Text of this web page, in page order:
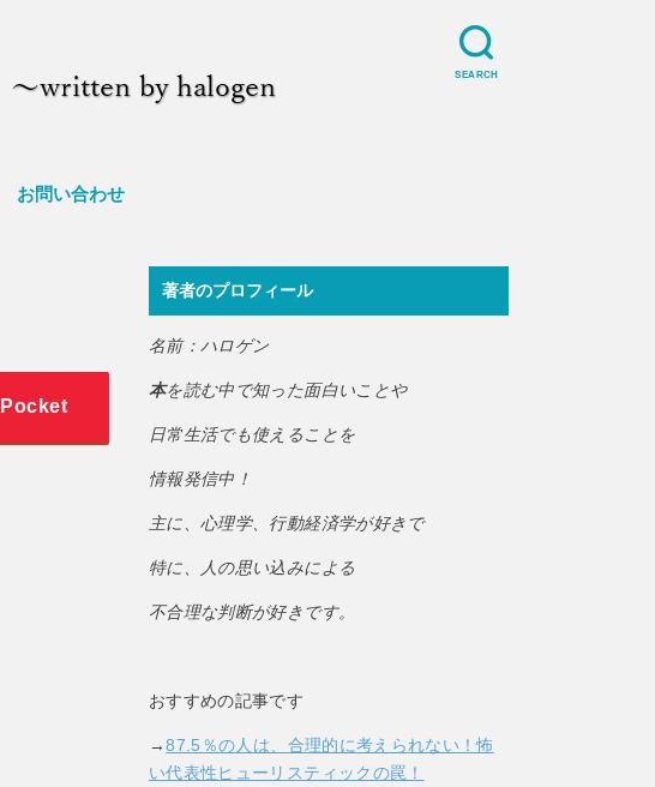
SEARCH
お問い合わせ
Pocket
著者のプロフィール
名前：ハロゲン
本を読む中で知った面白いことや
日常生活でも使えることを
情報発信中！
主に、心理学、行動経済学が好きで
特に、人の思い込みによる
不合理な判断が好きです。
おすすめの記事です
→87.5％の人は、合理的に考えられない！怖
い代表性ヒューリスティックの罠！